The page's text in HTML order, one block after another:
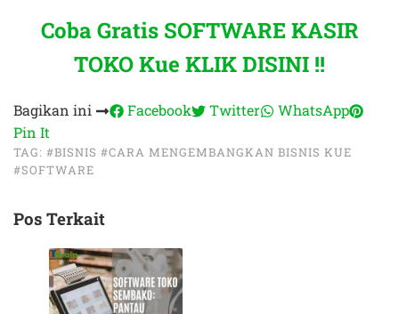
Coba Gratis SOFTWARE KASIR
TOKO Kue KLIK DISINI !!
Bagikan ini Facebook Twitter
WhatsApp
Pin It
TAG: #BISNIS #CARA MENGEMBANGKAN BISNIS KUE
#SOFTWARE
Pos Terkait